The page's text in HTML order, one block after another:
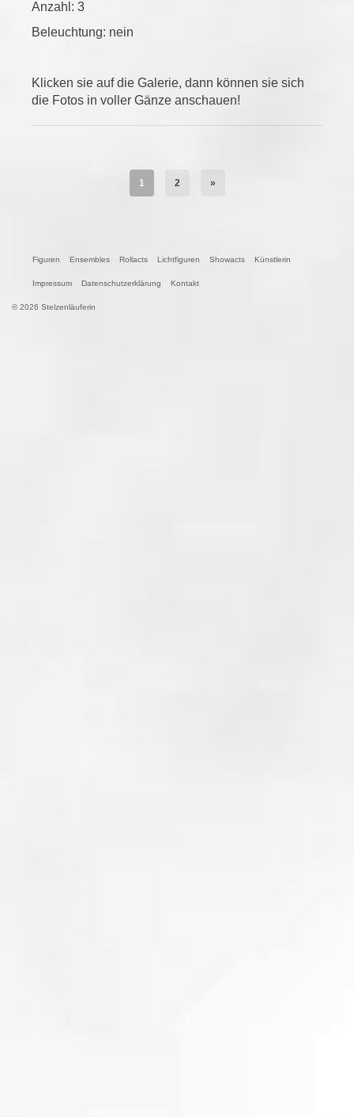
Anzahl: 3
Beleuchtung: nein
Klicken sie auf die Galerie, dann können sie sich
die Fotos in voller Gänze anschauen!
1 2 »
Figuren Ensembles Rollacts Lichtfiguren Showacts Künstlerin
Impressum Datenschutzerklärung Kontakt
© 2026 Stelzenläuferin